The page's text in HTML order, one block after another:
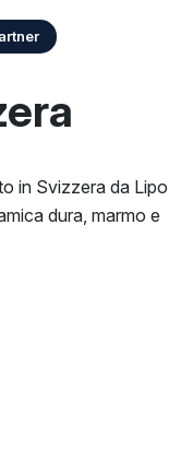
in Svizzera da Lipo
dura, marmo e